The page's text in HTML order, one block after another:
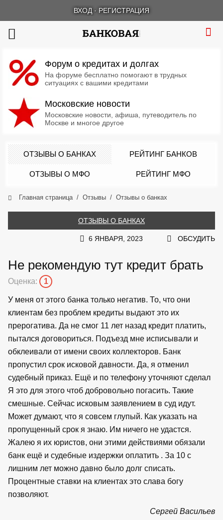
ВХОД · РЕГИСТРАЦИЯ
Форум о кредитах и долгах
На форуме бесплатно помогают в трудных
ситуациях с вашими кредитами
Московские новости
Московские новости, афиша, путеводитель по
Москве и многое другое
ОТЗЫВЫ О БАНКАХ РЕЙТИНГ БАНКОВ
ОТЗЫВЫ О МФО РЕЙТИНГ МФО
Главная страница Отзывы Отзывы о банках
ОТЗЫВЫ О БАНКАХ
6 ЯНВАРЯ, 2023 ОБСУДИТЬ
Не рекомендую тут кредит брать
Оценка: 1
У меня от этого банка только негатив. То, что они
клиентам без проблем кредиты выдают это их
прерогатива. Да не смог 11 лет назад кредит платить,
пытался договориться. Подъезд мне исписывали и
обклеивали от имени своих коллекторов. Банк
пропустил срок исковой давности. Да, я отменил
судебный приказ. Ещё и по телефону уточняют сделал
Я это для этого чтоб добровольно погасить. Такие
смешные. Сейчас исковым заявлением в суд идут.
Может думают, что я совсем глупый. Как указать на
пропущенный срок я знаю. Им ничего не удастся.
Жалею я их юристов, они этими действиями обязали
банк ещё и судебные издержки оплатить . За 10 с
лишним лет можно давно было долг списать.
Процентные ставки на клиентах это слава богу
позволяют.
Сергей Васильев